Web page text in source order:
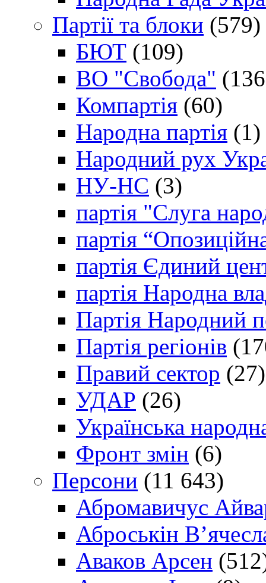
Партії та блоки (579)
БЮТ (109)
ВО "Свобода"
Компартія (60)
Народна партія (1)
Народний рух
НУ-НС (3)
партія "Слуга
партія
партія Єдиний
партія Народна
Партія Народний
Партія регіонів
Правий сектор (27)
УДАР (26)
Українська
Фронт змін (6)
Персони (11 643)
Абромавичус
Аброськін
Аваков Арсен